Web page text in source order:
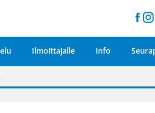
Ilmoittajalle Info
parempana painojäljen
keskustavisiotyön”
kuin kaupungissa"